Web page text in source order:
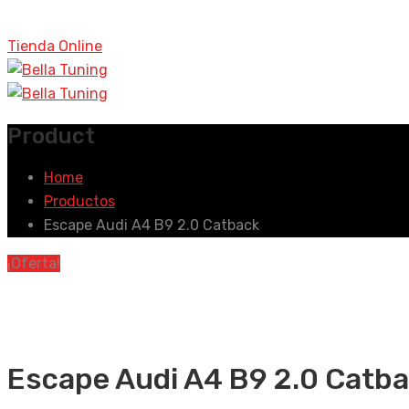
Tienda Online
Product
Home
Productos
Escape Audi A4 B9 2.0 Catback
¡Oferta!
Escape Audi A4 B9 2.0